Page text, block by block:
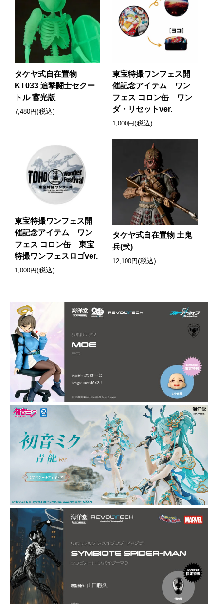
タケヤ式自在置物
KT033 追撃闘士セクー
トル 蓄光版
7,480円(税込)
東宝特撮ワンフェス開
催記念アイテム ワン
フェス コロン缶 ワン
ダ・リセットver.
1,000円(税込)
東宝特撮ワンフェス開
催記念アイテム ワン
フェス コロン缶 東宝
特撮ワンフェスロゴver.
1,000円(税込)
タケヤ式自在置物 土鬼
兵(弐)
12,100円(税込)